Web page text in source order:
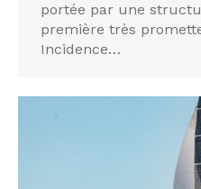
portée par une
première très
Incidence…